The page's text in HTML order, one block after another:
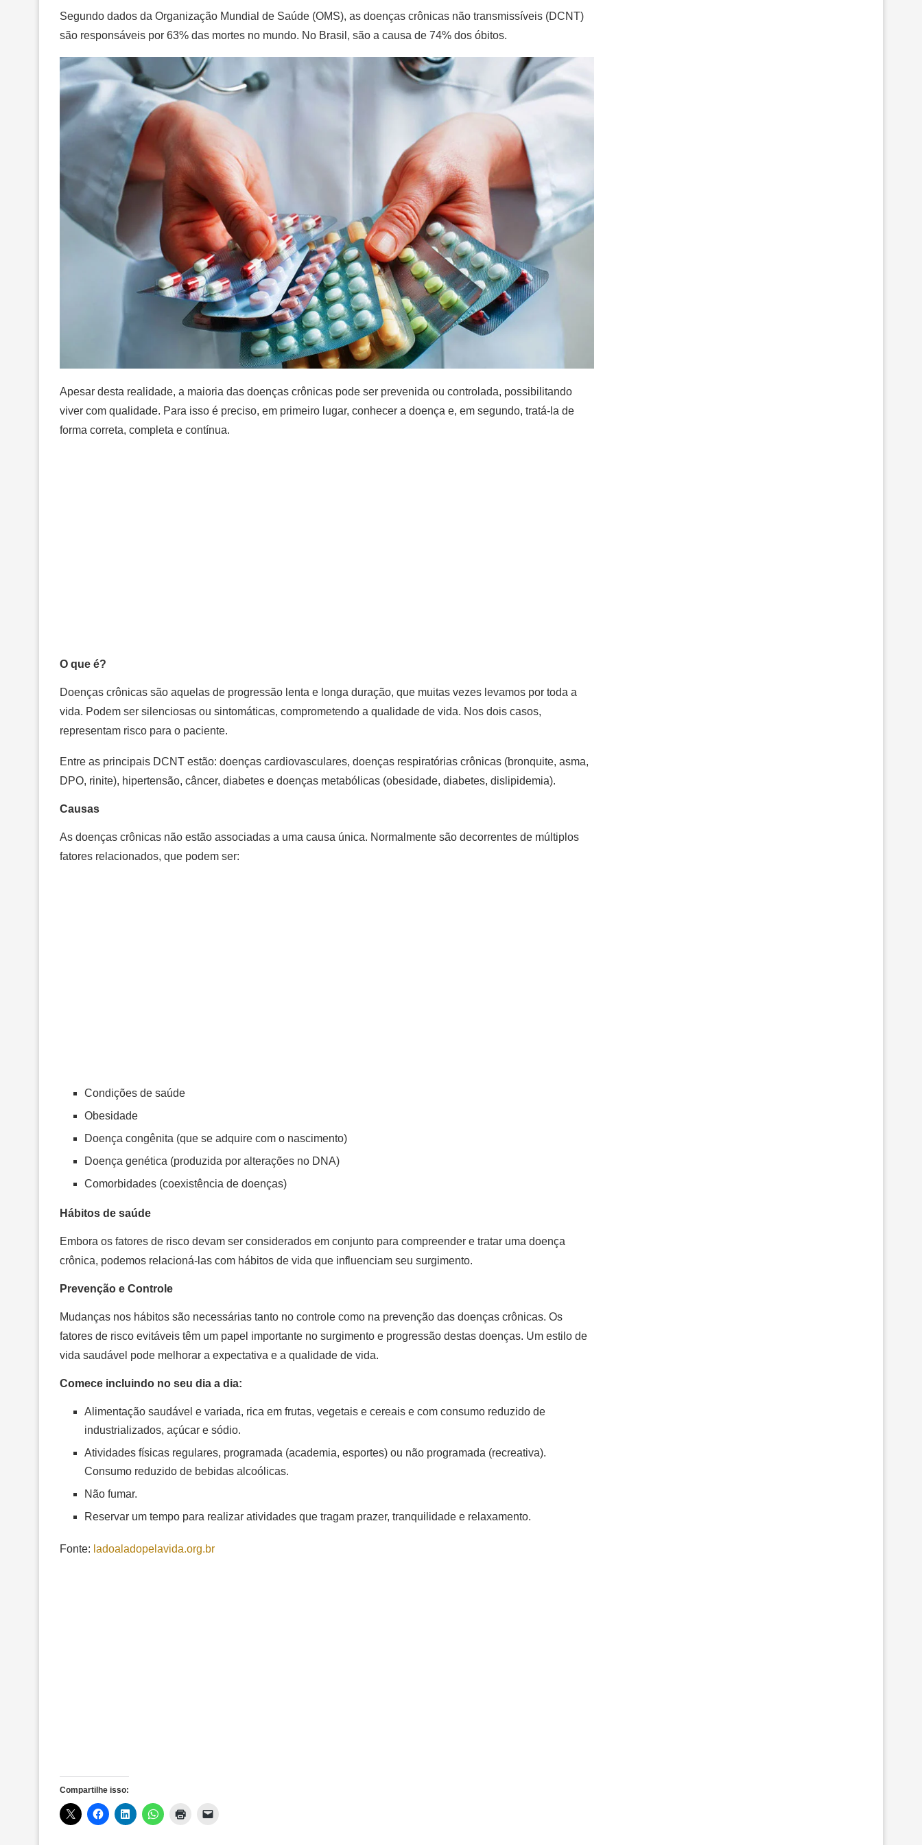
Segundo dados da Organização Mundial de Saúde (OMS), as doenças crônicas não transmissíveis (DCNT)
são responsáveis por 63% das mortes no mundo. No Brasil, são a causa de 74% dos óbitos.
Apesar desta realidade, a maioria das doenças crônicas pode ser prevenida ou controlada, possibilitando
viver com qualidade. Para isso é preciso, em primeiro lugar, conhecer a doença e, em segundo, tratá-la de
forma correta, completa e contínua.
O que é?
Doenças crônicas são aquelas de progressão lenta e longa duração, que muitas vezes levamos por toda a
vida. Podem ser silenciosas ou sintomáticas, comprometendo a qualidade de vida. Nos dois casos,
representam risco para o paciente.
Entre as principais DCNT estão: doenças cardiovasculares, doenças respiratórias crônicas (bronquite, asma,
DPO, rinite), hipertensão, câncer, diabetes e doenças metabólicas (obesidade, diabetes, dislipidemia).
Causas
As doenças crônicas não estão associadas a uma causa única. Normalmente são decorrentes de múltiplos
fatores relacionados, que podem ser:
Condições de saúde
Obesidade
Doença congênita (que se adquire com o nascimento)
Doença genética (produzida por alterações no DNA)
Comorbidades (coexistência de doenças)
Hábitos de saúde
Embora os fatores de risco devam ser considerados em conjunto para compreender e tratar uma doença
crônica, podemos relacioná-las com hábitos de vida que influenciam seu surgimento.
Prevenção e Controle
Mudanças nos hábitos são necessárias tanto no controle como na prevenção das doenças crônicas. Os
fatores de risco evitáveis têm um papel importante no surgimento e progressão destas doenças. Um estilo de
vida saudável pode melhorar a expectativa e a qualidade de vida.
Comece incluindo no seu dia a dia:
Alimentação saudável e variada, rica em frutas, vegetais e cereais e com consumo reduzido de
industrializados, açúcar e sódio.
Atividades físicas regulares, programada (academia, esportes) ou não programada (recreativa).
Consumo reduzido de bebidas alcoólicas.
Não fumar.
Reservar um tempo para realizar atividades que tragam prazer, tranquilidade e relaxamento.
Fonte: ladoaladopelavida.org.br
Compartilhe isso: